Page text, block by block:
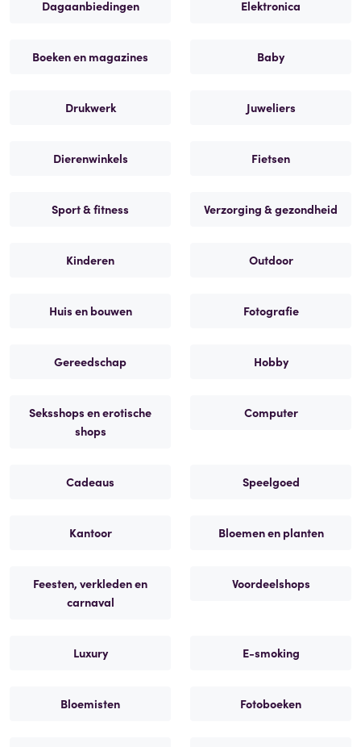
Dagaanbiedingen Elektronica
Boeken en magazines Baby
Drukwerk Juweliers
Dierenwinkels Fietsen
Sport & fitness Verzorging & gezondheid
Kinderen Outdoor
Huis en bouwen Fotografie
Gereedschap Hobby
Seksshops en erotische
shops
Computer
Cadeaus Speelgoed
Kantoor Bloemen en planten
Feesten, verkleden en
carnaval
Voordeelshops
Luxury E-smoking
Bloemisten Fotoboeken